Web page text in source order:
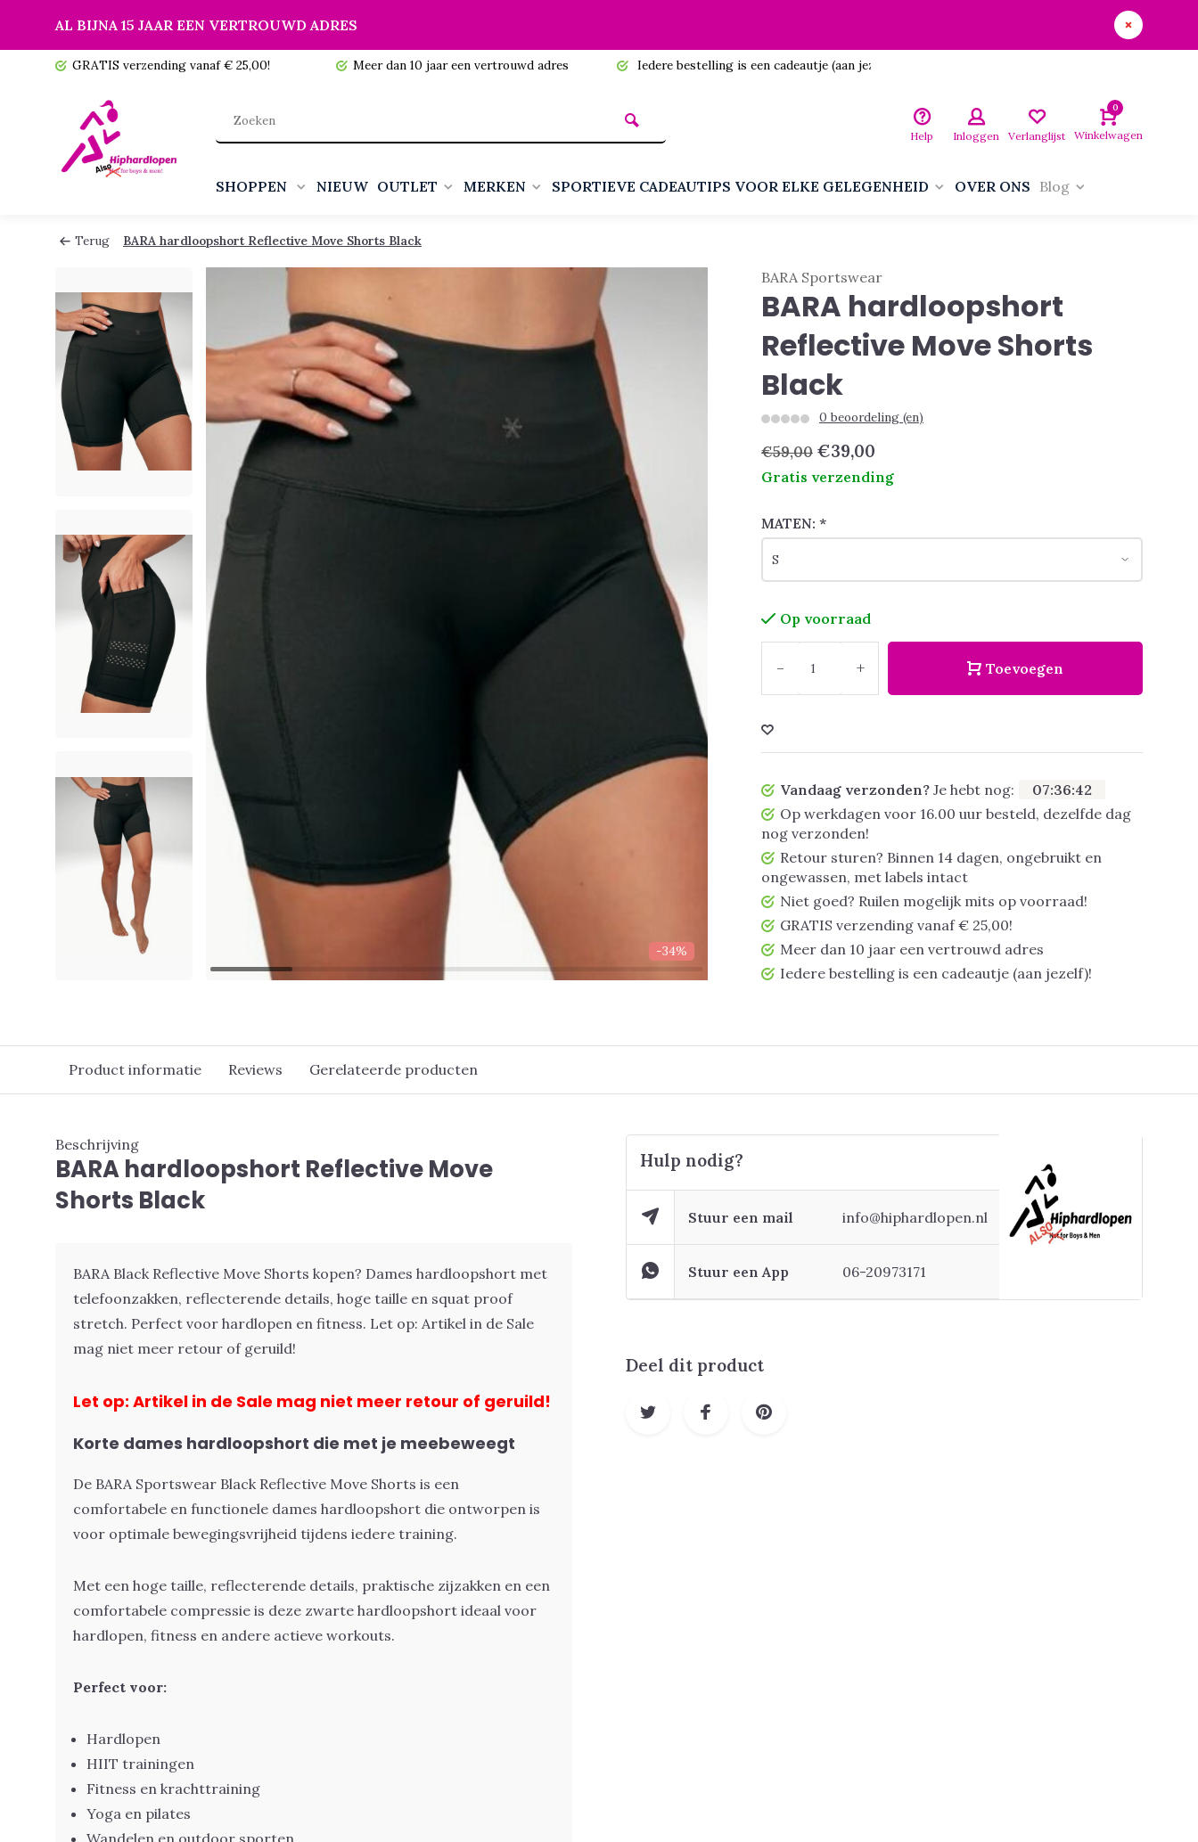
AL BIJNA 15 JAAR EEN VERTROUWD ADRES
GRATIS verzending vanaf € 25,00! Meer dan 10 jaar een vertrouwd adres Iedere bestelling is een cadeautje (aan jezelf)!
Help Inloggen Verlanglijst
0
Winkelwagen
SHOPPEN NIEUW OUTLET MERKEN SPORTIEVE CADEAUTIPS VOOR ELKE GELEGENHEID OVER ONS Blog
Terug BARA hardloopshort Reflective Move Shorts Black
-34%
BARA Sportswear
BARA hardloopshort
Reflective Move Shorts
Black
0 beoordeling (en)
€59,00 €39,00
Gratis verzending
MATEN: *
Op voorraad
- + Toevoegen
Vandaag verzonden? Je hebt nog: 07:36:41
Op werkdagen voor 16.00 uur besteld, dezelfde dag
nog verzonden!
Retour sturen? Binnen 14 dagen, ongebruikt en
ongewassen, met labels intact
Niet goed? Ruilen mogelijk mits op voorraad!
GRATIS verzending vanaf € 25,00!
Meer dan 10 jaar een vertrouwd adres
Iedere bestelling is een cadeautje (aan jezelf)!
Product informatie Reviews Gerelateerde producten
Beschrijving
BARA hardloopshort Reflective Move
Shorts Black
BARA Black Reflective Move Shorts kopen? Dames hardloopshort met
telefoonzakken, reflecterende details, hoge taille en squat proof
stretch. Perfect voor hardlopen en fitness. Let op: Artikel in de Sale
mag niet meer retour of geruild!
Let op: Artikel in de Sale mag niet meer retour of geruild!
Korte dames hardloopshort die met je meebeweegt
De BARA Sportswear Black Reflective Move Shorts is een
comfortabele en functionele dames hardloopshort die ontworpen is
voor optimale bewegingsvrijheid tijdens iedere training.
Met een hoge taille, reflecterende details, praktische zijzakken en een
comfortabele compressie is deze zwarte hardloopshort ideaal voor
hardlopen, fitness en andere actieve workouts.
Perfect voor:
Hardlopen
HIIT trainingen
Fitness en krachttraining
Yoga en pilates
Wandelen en outdoor sporten
Hulp nodig?
Stuur een mail info@hiphardlopen.nl
Stuur een App 06-20973171
Deel dit product